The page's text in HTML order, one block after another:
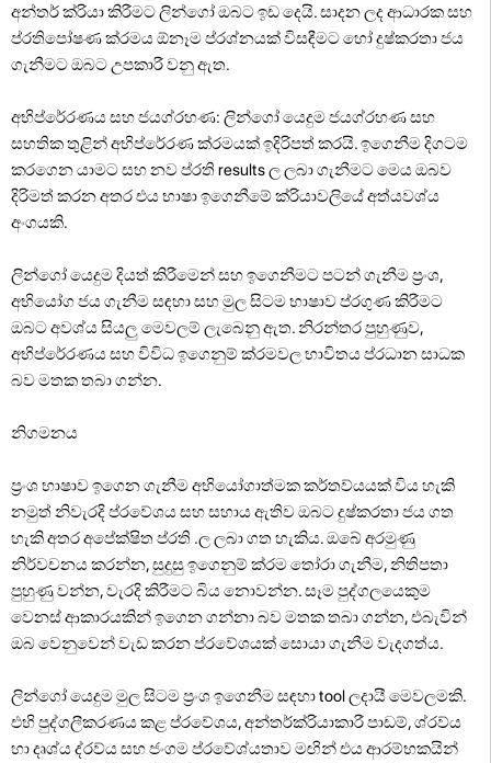
අන්තර් ක්රියා කිරීමට ලින්ගෝ ඔබට ඉඩ දෙයි. සාදන ලද ආධාරක සහ
ප්රතිපෝෂණ ක්රමය ඕනෑම ප්රශ්නයක් විසඳීමට හෝ දුෂ්කරතා ජය
ගැනීමට ඔබට උපකාරී වනු ඇත.
අභිප්රේරණය සහ ජයග්රහණ: ලින්ගෝ යෙදුම ජයග්රහණ සහ
සහතික තුළින් අභිප්රේරණ ක්රමයක් ඉදිරිපත් කරයි. ඉගෙනීම දිගටම
කරගෙන යාමට සහ නව ප්රති results ල ලබා ගැනීමට මෙය ඔබව
දිරිමත් කරන අතර එය භාෂා ඉගෙනීමේ ක්රියාවලියේ අත්යවශ්ය
අංගයකි.
ලින්ගෝ යෙදුම දියත් කිරීමෙන් සහ ඉගෙනීමට පටන් ගැනීම ප්‍රංශ,
අභියෝග ජය ගැනීම සඳහා සහ මුල සිටම භාෂාව ප්රගුණ කිරීමට
ඔබට අවශ්ය සියලු මෙවලම් ලැබෙනු ඇත. නිරන්තර පුහුණුව,
අභිප්රේරණය සහ විවිධ ඉගෙනුම් ක්රමවල භාවිතය ප්රධාන සාධක
බව මතක තබා ගන්න.
නිගමනය
ප්‍රංශ භාෂාව ඉගෙන ගැනීම අභියෝගාත්මක කර්තව්යයක් විය හැකි
නමුත් නිවැරදි ප්රවේශය සහ සහාය ඇතිව ඔබට දුෂ්කරතා ජය ගත
හැකි අතර අපේක්ෂිත ප්රති .ල ලබා ගත හැකිය. ඔබේ අරමුණු
නිර්වචනය කරන්න, සුදුසු ඉගෙනුම් ක්රම තෝරා ගැනීම, නිතිපතා
පුහුණු වන්න, වැරදි කිරීමට බිය නොවන්න. සෑම පුද්ගලයෙකුම
වෙනස් ආකාරයකින් ඉගෙන ගන්නා බව මතක තබා ගන්න, එබැවින්
ඔබ වෙනුවෙන් වැඩ කරන ප්රවේශයක් සොයා ගැනීම වැදගත්ය.
ලින්ගෝ යෙදුම මුල සිටම ප්‍රංශ ඉගෙනීම සඳහා tool ලදායී මෙවලමකි.
එහි පුද්ගලීකරණය කළ ප්රවේශය, අන්තර්ක්රියාකාරී පාඩම්, ශ්රව්ය
හා දෘශ්ය ද්රව්ය සහ ජංගම ප්රවේශ්යතාව මඟින් එය ආරම්භකයින්